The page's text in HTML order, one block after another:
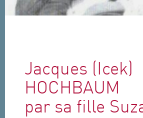
Jacques (Icek)
HOCHBAUM
par sa fille